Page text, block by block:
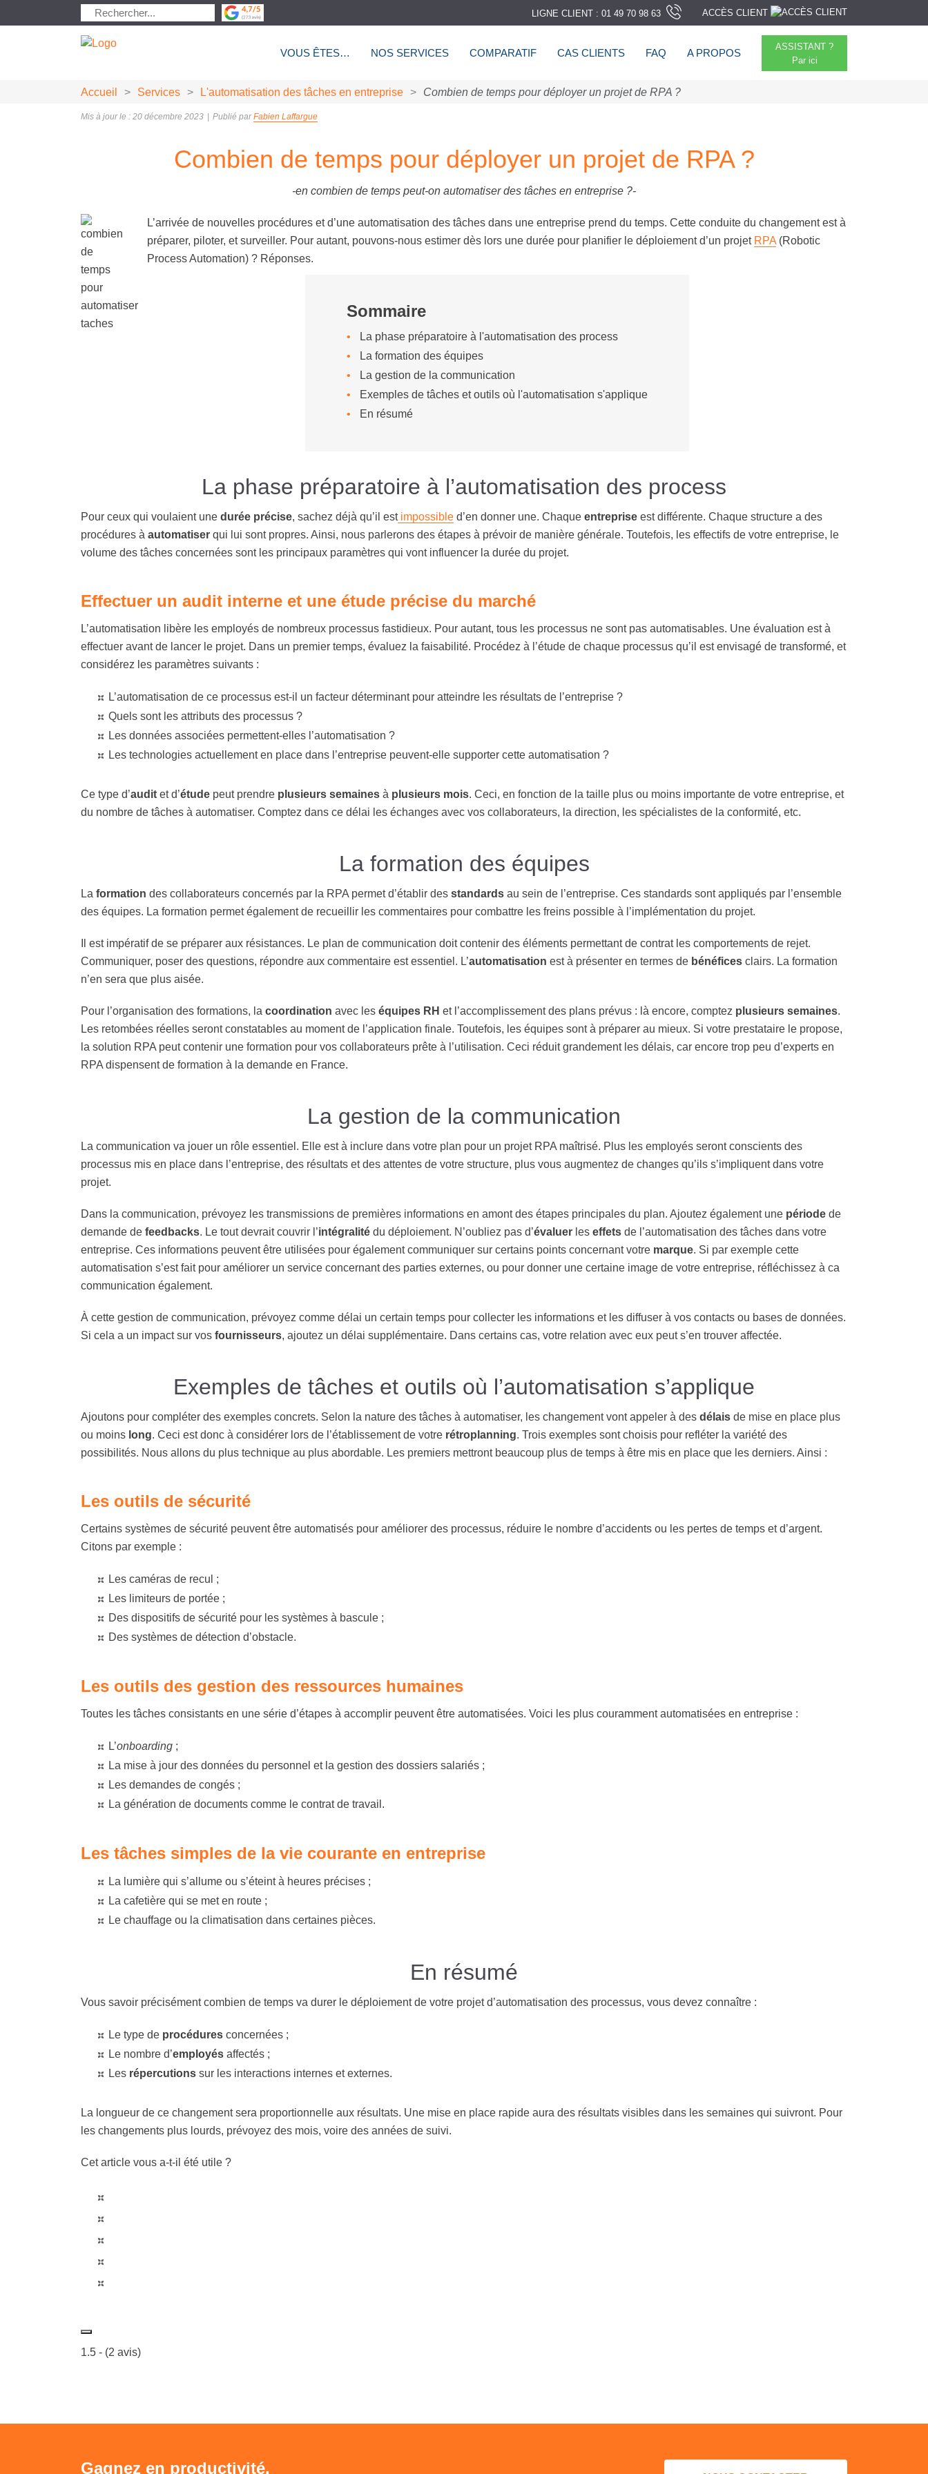
LIGNE CLIENT : 01 49 70 98 63 ACCÈS CLIENT
VOUS ÊTES… NOS SERVICES COMPARATIF CAS CLIENTS FAQ A PROPOS
ASSISTANT ?
Par ici
Accueil > Services > L'automatisation des tâches en entreprise > Combien de temps pour déployer un projet de RPA ?
Mis à jour le : 20 décembre 2023 Publié parFabien Laffargue
Combien de temps pour déployer un projet de RPA ?
-en combien de temps peut-on automatiser des tâches en entreprise ?-
L’arrivée de nouvelles procédures et d’une automatisation des tâches dans une entreprise prend du temps. Cette conduite du changement est à
préparer, piloter, et surveiller. Pour autant, pouvons-nous estimer dès lors une durée pour planifier le déploiement d’un projet RPA (Robotic
Process Automation) ? Réponses.
Sommaire
La phase préparatoire à l'automatisation des process
La formation des équipes
La gestion de la communication
Exemples de tâches et outils où l'automatisation s'applique
En résumé
La phase préparatoire à l’automatisation des process
Pour ceux qui voulaient une durée précise, sachez déjà qu’il estimpossible d’en donner une. Chaque entreprise est différente. Chaque structure a des
procédures à automatiser qui lui sont propres. Ainsi, nous parlerons des étapes à prévoir de manière générale. Toutefois, les effectifs de votre entreprise, le
volume des tâches concernées sont les principaux paramètres qui vont influencer la durée du projet.
Effectuer un audit interne et une étude précise du marché
L’automatisation libère les employés de nombreux processus fastidieux. Pour autant, tous les processus ne sont pas automatisables. Une évaluation est à
effectuer avant de lancer le projet. Dans un premier temps, évaluez la faisabilité. Procédez à l’étude de chaque processus qu’il est envisagé de transformé, et
considérez les paramètres suivants :
L’automatisation de ce processus est-il un facteur déterminant pour atteindre les résultats de l’entreprise ?
Quels sont les attributs des processus ?
Les données associées permettent-elles l’automatisation ?
Les technologies actuellement en place dans l’entreprise peuvent-elle supporter cette automatisation ?
Ce type d’audit et d’étude peut prendre plusieurs semaines à plusieurs mois. Ceci, en fonction de la taille plus ou moins importante de votre entreprise, et
du nombre de tâches à automatiser. Comptez dans ce délai les échanges avec vos collaborateurs, la direction, les spécialistes de la conformité, etc.
La formation des équipes
La formation des collaborateurs concernés par la RPA permet d’établir des standards au sein de l’entreprise. Ces standards sont appliqués par l’ensemble
des équipes. La formation permet également de recueillir les commentaires pour combattre les freins possible à l’implémentation du projet.
Il est impératif de se préparer aux résistances. Le plan de communication doit contenir des éléments permettant de contrat les comportements de rejet.
Communiquer, poser des questions, répondre aux commentaire est essentiel. L’automatisation est à présenter en termes de bénéfices clairs. La formation
n’en sera que plus aisée.
Pour l’organisation des formations, la coordination avec les équipes RH et l’accomplissement des plans prévus : là encore, comptez plusieurs semaines.
Les retombées réelles seront constatables au moment de l’application finale. Toutefois, les équipes sont à préparer au mieux. Si votre prestataire le propose,
la solution RPA peut contenir une formation pour vos collaborateurs prête à l’utilisation. Ceci réduit grandement les délais, car encore trop peu d’experts en
RPA dispensent de formation à la demande en France.
La gestion de la communication
La communication va jouer un rôle essentiel. Elle est à inclure dans votre plan pour un projet RPA maîtrisé. Plus les employés seront conscients des
processus mis en place dans l’entreprise, des résultats et des attentes de votre structure, plus vous augmentez de changes qu’ils s’impliquent dans votre
projet.
Dans la communication, prévoyez les transmissions de premières informations en amont des étapes principales du plan. Ajoutez également une période de
demande de feedbacks. Le tout devrait couvrir l’intégralité du déploiement. N’oubliez pas d’évaluer les effets de l’automatisation des tâches dans votre
entreprise. Ces informations peuvent être utilisées pour également communiquer sur certains points concernant votre marque. Si par exemple cette
automatisation s’est fait pour améliorer un service concernant des parties externes, ou pour donner une certaine image de votre entreprise, réfléchissez à ca
communication également.
À cette gestion de communication, prévoyez comme délai un certain temps pour collecter les informations et les diffuser à vos contacts ou bases de données.
Si cela a un impact sur vos fournisseurs, ajoutez un délai supplémentaire. Dans certains cas, votre relation avec eux peut s’en trouver affectée.
Exemples de tâches et outils où l’automatisation s’applique
Ajoutons pour compléter des exemples concrets. Selon la nature des tâches à automatiser, les changement vont appeler à des délais de mise en place plus
ou moins long. Ceci est donc à considérer lors de l’établissement de votre rétroplanning. Trois exemples sont choisis pour refléter la variété des
possibilités. Nous allons du plus technique au plus abordable. Les premiers mettront beaucoup plus de temps à être mis en place que les derniers. Ainsi :
Les outils de sécurité
Certains systèmes de sécurité peuvent être automatisés pour améliorer des processus, réduire le nombre d’accidents ou les pertes de temps et d’argent.
Citons par exemple :
Les caméras de recul ;
Les limiteurs de portée ;
Des dispositifs de sécurité pour les systèmes à bascule ;
Des systèmes de détection d’obstacle.
Les outils des gestion des ressources humaines
Toutes les tâches consistants en une série d’étapes à accomplir peuvent être automatisées. Voici les plus couramment automatisées en entreprise :
L’onboarding ;
La mise à jour des données du personnel et la gestion des dossiers salariés ;
Les demandes de congés ;
La génération de documents comme le contrat de travail.
Les tâches simples de la vie courante en entreprise
La lumière qui s’allume ou s’éteint à heures précises ;
La cafetière qui se met en route ;
Le chauffage ou la climatisation dans certaines pièces.
En résumé
Vous savoir précisément combien de temps va durer le déploiement de votre projet d’automatisation des processus, vous devez connaître :
Le type de procédures concernées ;
Le nombre d’employés affectés ;
Les répercutions sur les interactions internes et externes.
La longueur de ce changement sera proportionnelle aux résultats. Une mise en place rapide aura des résultats visibles dans les semaines qui suivront. Pour
les changements plus lourds, prévoyez des mois, voire des années de suivi.
Cet article vous a-t-il été utile ?
1.5 - (2 avis)
Gagnez en productivité.